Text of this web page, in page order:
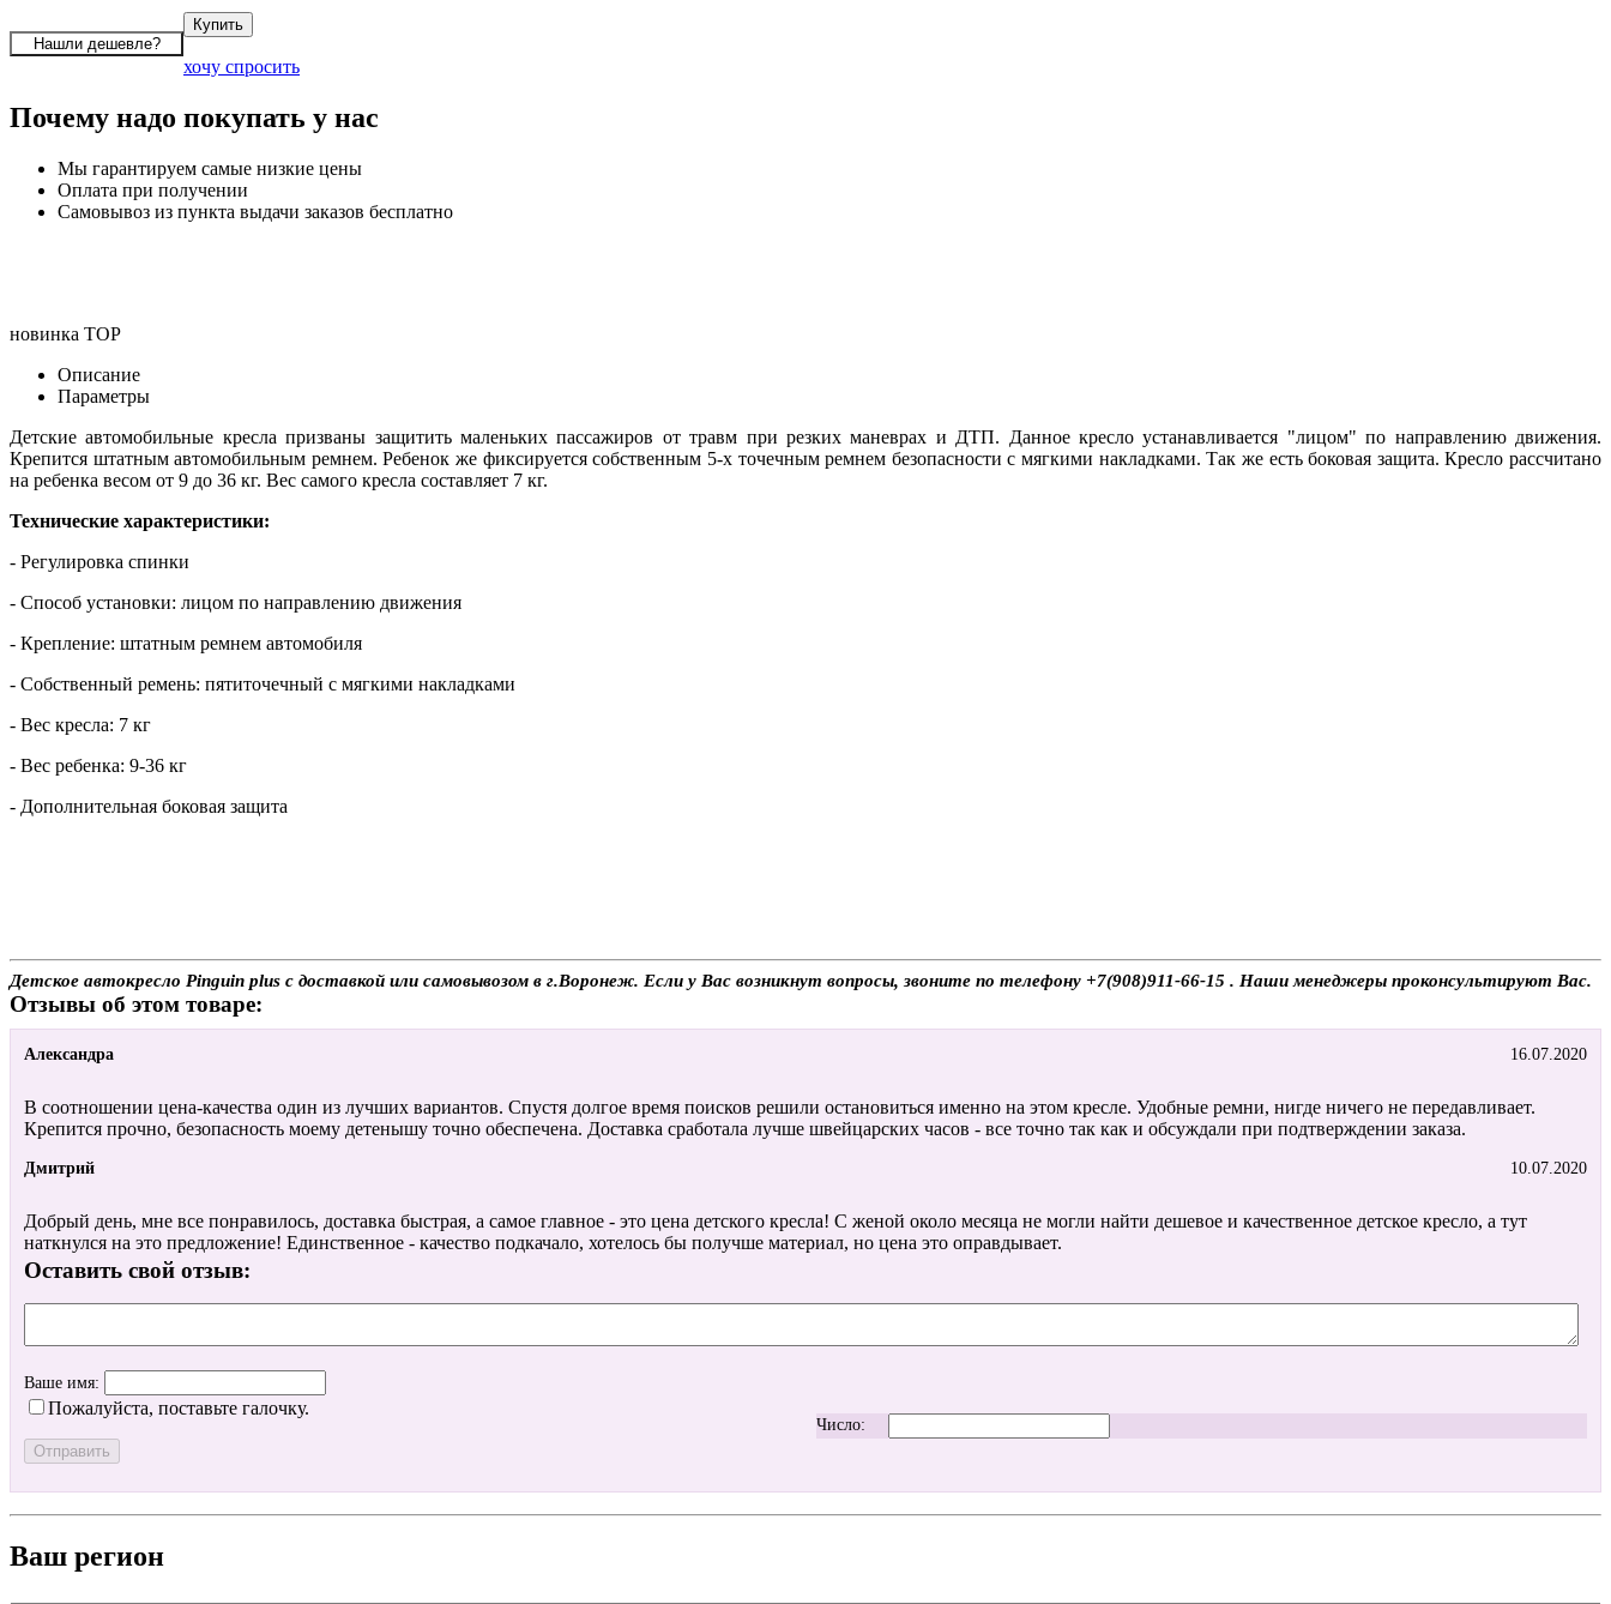
хочу спросить
Почему надо покупать у нас
Мы гарантируем самые низкие цены
Оплата при получении
Самовывоз из пункта выдачи заказов бесплатно
новинка TOP
Описание
Параметры
Детские автомобильные кресла призваны защитить маленьких пассажиров от травм при резких маневрах и ДТП. Данное кресло устанавливается "лицом" по направлению движения.
Крепится штатным автомобильным ремнем. Ребенок же фиксируется собственным 5-х точечным ремнем безопасности с мягкими накладками. Так же есть боковая защита. Кресло рассчитано
на ребенка весом от 9 до 36 кг. Вес самого кресла составляет 7 кг.
Технические характеристики:
- Регулировка спинки
- Способ установки: лицом по направлению движения
- Крепление: штатным ремнем автомобиля
- Собственный ремень: пятиточечный с мягкими накладками
- Вес кресла: 7 кг
- Вес ребенка: 9-36 кг
- Дополнительная боковая защита
Детское автокресло Pinguin plus с доставкой или самовывозом в г.Воронеж. Если у Вас возникнут вопросы, звоните по телефону +7(908)911-66-15 . Наши менеджеры проконсультируют Вас.
Отзывы об этом товаре:
Александра 16.07.2020
В соотношении цена-качества один из лучших вариантов. Спустя долгое время поисков решили остановиться именно на этом кресле. Удобные ремни, нигде ничего не передавливает.
Крепится прочно, безопасность моему детенышу точно обеспечена. Доставка сработала лучше швейцарских часов - все точно так как и обсуждали при подтверждении заказа.
Дмитрий 10.07.2020
Добрый день, мне все понравилось, доставка быстрая, а самое главное - это цена детского кресла! С женой около месяца не могли найти дешевое и качественное детское кресло, а тут
наткнулся на это предложение! Единственное - качество подкачало, хотелось бы получше материал, но цена это оправдывает.
Оставить свой отзыв:
Ваше имя:
Пожалуйста, поставьте галочку.
Число:
Ваш регион